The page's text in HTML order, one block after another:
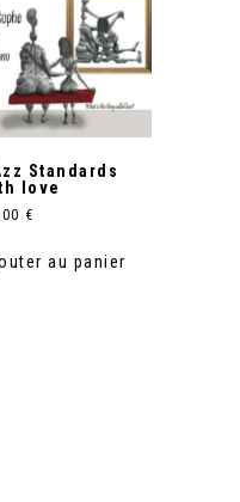
Standards
love
€
au panier